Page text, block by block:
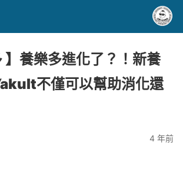
】養樂多進化了？！新養
不僅可以幫助消化還
4 年前